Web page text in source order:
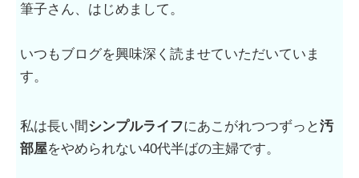
筆子さん、はじめまして。
いつもブログを興味深く読ませていただいていま
す。
私は長い間シンプルライフにあこがれつつずっと汚
部屋をやめられない40代半ばの主婦です。